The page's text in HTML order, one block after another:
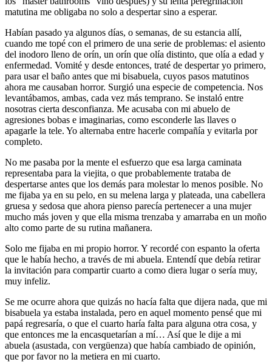
matutina me obligaba no solo a despertar sino a esperar.
Habían pasado ya algunos días, o semanas, de su estancia allí,
cuando me topé con el primero de una serie de problemas: el asiento
del inodoro lleno de orín, un orín que olía distinto, que olía a edad y
enfermedad. Vomité y desde entonces, traté de despertar yo primero,
para usar el baño antes que mi bisabuela, cuyos pasos matutinos
ahora me causaban horror. Surgió una especie de competencia. Nos
levantábamos, ambas, cada vez más temprano. Se instaló entre
nosotras cierta desconfianza. Me acusaba con mi abuelo de
agresiones bobas e imaginarias, como esconderle las llaves o
apagarle la tele. Yo alternaba entre hacerle compañía y evitarla por
completo.
No me pasaba por la mente el esfuerzo que esa larga caminata
representaba para la viejita, o que probablemente trataba de
despertarse antes que los demás para molestar lo menos posible. No
me fijaba ya en su pelo, en su melena larga y plateada, una cabellera
gruesa y sedosa que ahora pienso parecía pertenecer a una mujer
mucho más joven y que ella misma trenzaba y amarraba en un moño
alto como parte de su rutina mañanera.
Solo me fijaba en mi propio horror. Y recordé con espanto la oferta
que le había hecho, a través de mi abuela. Entendí que debía retirar
la invitación para compartir cuarto a como diera lugar o sería muy,
muy infeliz.
Se me ocurre ahora que quizás no hacía falta que dijera nada, que mi
bisabuela ya estaba instalada, pero en aquel momento pensé que mi
papá regresaría, o que el cuarto haría falta para alguna otra cosa, y
que entonces me la encasquetarían a mí… Así que le dije a mi
abuela (asustada, con vergüenza) que había cambiado de opinión,
que por favor no la metiera en mi cuarto.